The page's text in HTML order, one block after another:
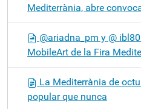
Mediterrània, abre
@ariadna_pm y @
MobileArt de la Fira
La Mediterrània de
popular que nunca